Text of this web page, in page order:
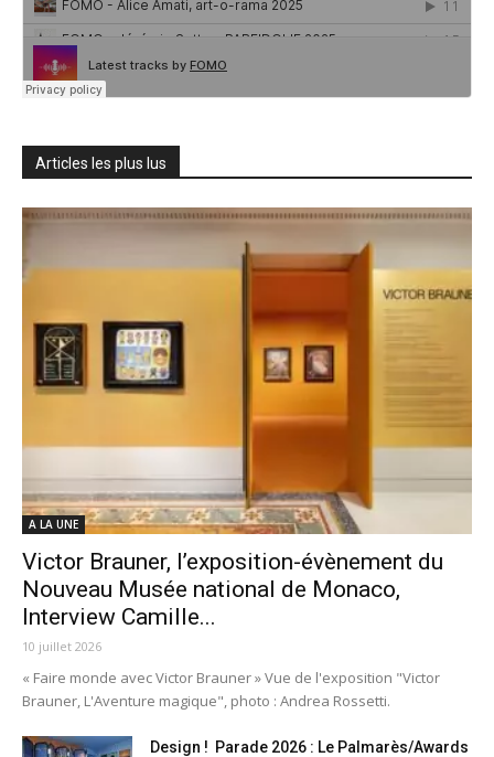
Articles les plus lus
A LA UNE
Victor Brauner, l’exposition-évènement du
Nouveau Musée national de Monaco,
Interview Camille...
10 juillet 2026
« Faire monde avec Victor Brauner » Vue de l'exposition "Victor
Brauner, L'Aventure magique", photo : Andrea Rossetti.
Design ! Parade 2026 : Le Palmarès/Awards